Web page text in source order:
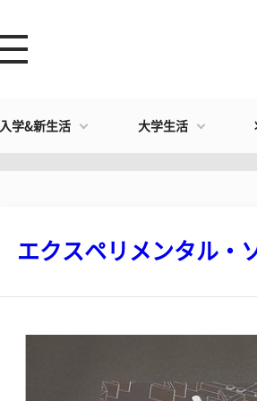
入学&新生活 大学生活
エクスペリメンタル・